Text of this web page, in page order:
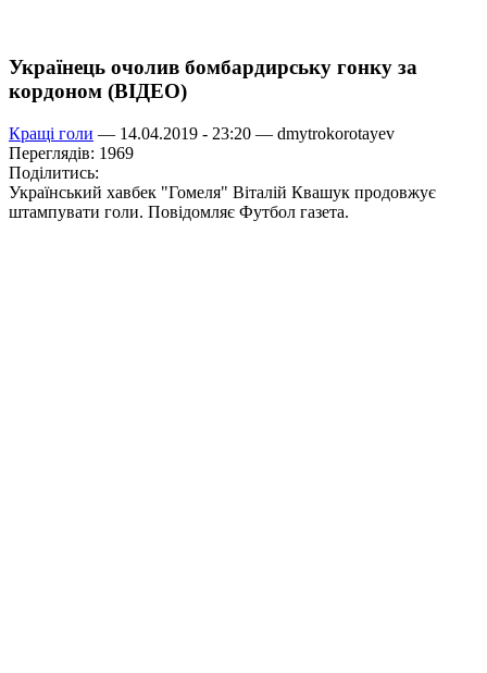
Українець очолив бомбардирську гонку за
кордоном (ВІДЕО)
Кращі голи — 14.04.2019 - 23:20 — dmytrokorotayev
Переглядів: 1969
Поділитись:
Український хавбек "Гомеля" Віталій Квашук продовжує
штампувати голи. Повідомляє Футбол газета.